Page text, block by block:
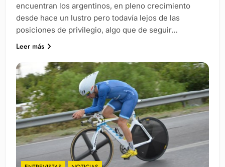
encuentran los argentinos, en pleno crecimiento
desde hace un lustro pero todavía lejos de las
posiciones de privilegio, algo que de seguir…
Leer más